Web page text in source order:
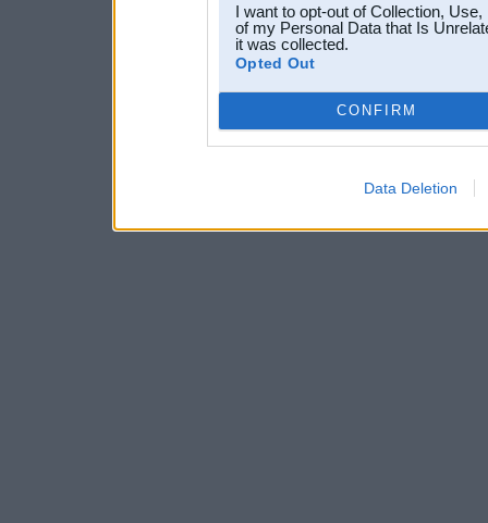
I want to opt-out of Collection,
of my Personal Data that Is
it was collected.
Opted Out
CONFIRM
Data Deletion